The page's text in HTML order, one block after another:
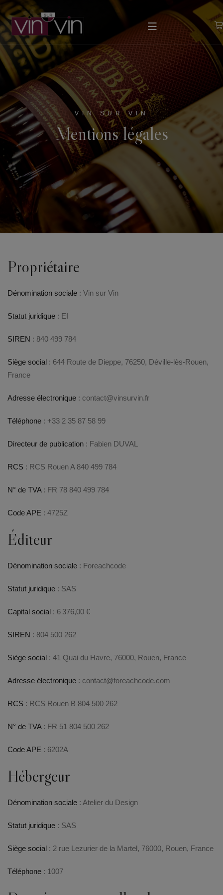
VIN SUR VIN
Mentions légales
Propriétaire
Dénomination sociale : Vin sur Vin
Statut juridique : EI
SIREN : 840 499 784
Siège social : 644 Route de Dieppe, 76250, Déville-lès-Rouen,
France
Adresse électronique : contact@vinsurvin.fr
Téléphone : +33 2 35 87 58 99
Directeur de publication : Fabien DUVAL
RCS : RCS Rouen A 840 499 784
N° de TVA: FR 78 840 499 784
Code APE : 4725Z
Éditeur
Dénomination sociale : Foreachcode
Statut juridique : SAS
Capital social : 6 376,00 €
SIREN : 804 500 262
Siège social : 41 Quai du Havre, 76000, Rouen, France
Adresse électronique : contact@foreachcode.com
RCS : RCS Rouen B 804 500 262
N° de TVA: FR 51 804 500 262
Code APE : 6202A
Hébergeur
Dénomination sociale : Atelier du Design
Statut juridique : SAS
Siège social : 2 rue Lezurier de la Martel, 76000, Rouen, France
Téléphone : 1007